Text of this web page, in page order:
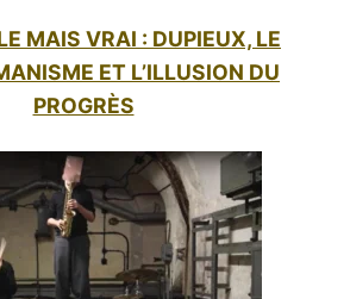
MAIS VRAI : DUPIEUX, LE
ET L’ILLUSION DU
PROGRÈS